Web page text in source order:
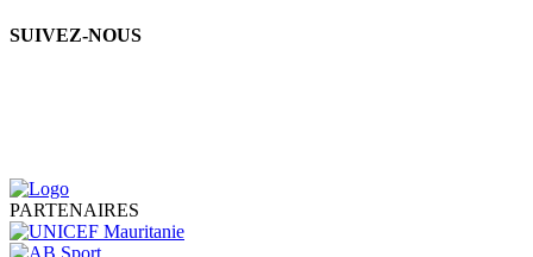
SUIVEZ-NOUS
PARTENAIRES